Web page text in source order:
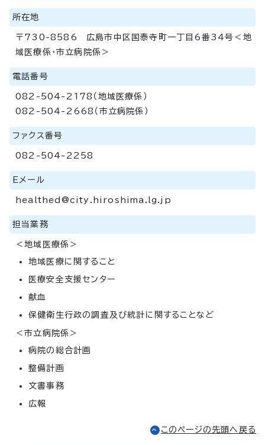
所在地
〒730-8586 広島市中区国泰寺町一丁目6番34号＜地
域医療係・市立病院係＞
電話番号
082-504-2178（地域医療係）
082-504-2668（市立病院係）
ファクス番号
082-504-2258
Eメール
healthed@city.hiroshima.lg.jp
担当業務
＜地域医療係＞
地域医療に関すること
医療安全支援センター
献血
保健衛生行政の調査及び統計に関することなど
＜市立病院係＞
病院の総合計画
整備計画
文書事務
広報
このページの先頭へ戻る